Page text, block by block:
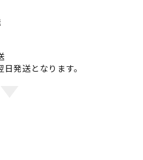
発送となります。